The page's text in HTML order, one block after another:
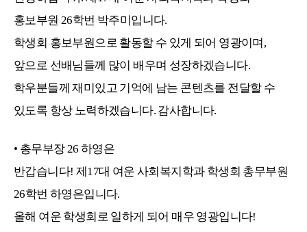
홍보부원 26학번 박주미입니다.
학생회 홍보부원으로 활동할 수 있게 되어 영광이며,
앞으로 선배님들께 많이 배우며 성장하겠습니다.
학우분들께 재미있고 기억에 남는 콘텐츠를 전달할 수
있도록 항상 노력하겠습니다. 감사합니다.
• 총무부장26하영은
반갑습니다! 제17대 여운 사회복지학과 학생회 총무부원
26학번 하영은입니다.
올해 여운 학생회로 일하게 되어 매우 영광입니다!